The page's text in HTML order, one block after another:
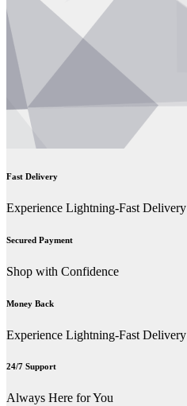
Fast Delivery
Experience Lightning-Fast Delivery
Secured Payment
Shop with Confidence
Money Back
Experience Lightning-Fast Delivery
24/7 Support
Always Here for You